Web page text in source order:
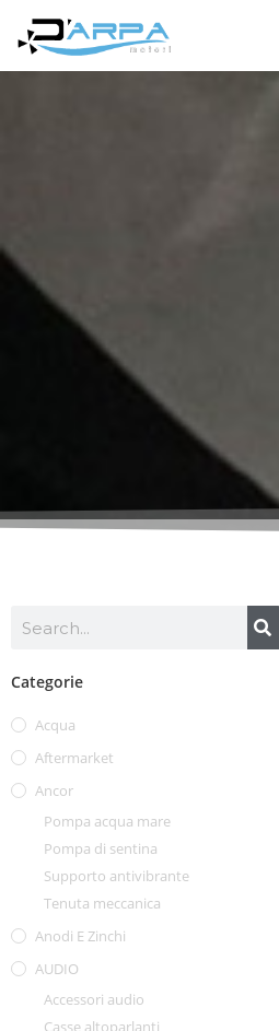
Categorie
Acqua
Aftermarket
Ancor
Pompa acqua mare
Pompa di sentina
Supporto antivibrante
Tenuta meccanica
Anodi E Zinchi
AUDIO
Accessori audio
Casse altoparlanti